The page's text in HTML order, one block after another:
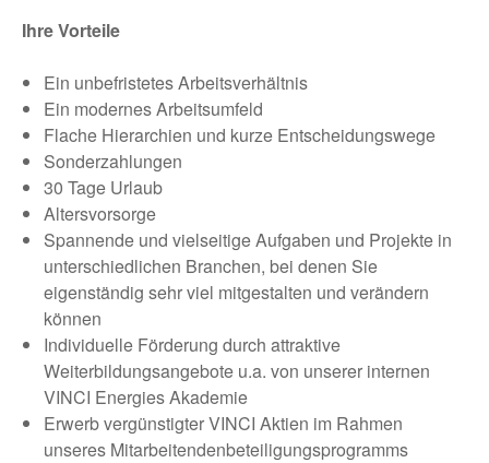
Ihre Vorteile
Ein unbefristetes Arbeitsverhältnis
Ein modernes Arbeitsumfeld
Flache Hierarchien und kurze Entscheidungswege
Sonderzahlungen
30 Tage Urlaub
Altersvorsorge
Spannende und vielseitige Aufgaben und Projekte in
unterschiedlichen Branchen, bei denen Sie
eigenständig sehr viel mitgestalten und verändern
können
Individuelle Förderung durch attraktive
Weiterbildungsangebote u.a. von unserer internen
VINCI Energies Akademie
Erwerb vergünstigter VINCI Aktien im Rahmen
unseres Mitarbeitendenbeteiligungsprogramms